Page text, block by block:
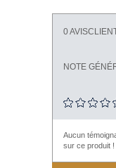
0
NOTE
Aucun
sur ce produit !